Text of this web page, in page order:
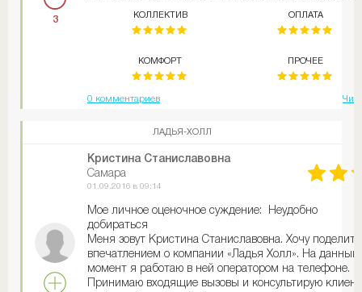
3
нервы в порядке) Зарплату ни разу не задерживали,
руководство лояльное! Жду повышения)))
КОЛЛЕКТИВ
КОМФОРТ
ОПЛАТА
ПРОЧЕЕ
0 комментариев
ЛАДЬЯ-ХОЛЛ
Кристина Станиславовна
Самара
01.09.2016 в 09:14
Мое личное оценочное суждение: Неудобно
добираться
Меня зовут Кристина Станиславовна. Хочу
впечатлением о компании «Ладья Холл». На данный
момент я работаю в ней оператором на телефоне.
Принимаю входящие вызовы и консультирую